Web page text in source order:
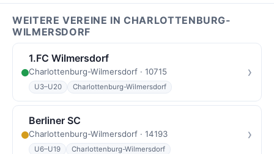
WEITERE VEREINE IN CHARLOTTENBURG-
WILMERSDORF
1.FC Wilmersdorf
Charlottenburg-Wilmersdorf · 10715
U3–U20 Charlottenburg-Wilmersdorf
›
Berliner SC
Charlottenburg-Wilmersdorf · 14193
U6–U19 Charlottenburg-Wilmersdorf
›